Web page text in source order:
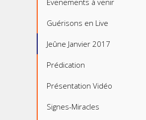
Evenements à venir
Guérisons en Live
Jeûne Janvier 2017
Prédication
Présentation Vidéo
Signes-Miracles